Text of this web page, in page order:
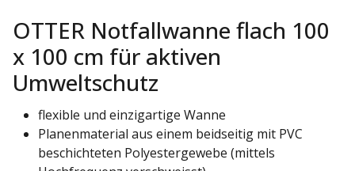
OTTER Notfallwanne flach 100
x 100 cm für aktiven
Umweltschutz
flexible und einzigartige Wanne
Planenmaterial aus einem beidseitig mit PVC
beschichteten Polyestergewebe (mittels